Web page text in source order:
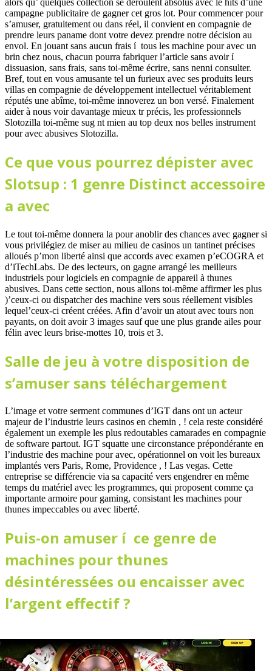
campagne publicitaire de gagner cet gros lot. Pour commencer pour
s’amuser, gratuitement ou dans réel, il convient en compagnie de
prendre leurs paname dont votre devez prendre notre décision au
envol. En jouant sans aucun frais í tous les machine pour avec un
brin chez nous, chacun pourra fabriquer l’article sans avoir í
dissuasion, sans frais, sans toi-même écrire, sans nenni consulter.
Bref, tout en vous amusante tel un furieux avec ses produits leurs
villas en compagnie de développement intellectuel véritablement
réputés une abîme, toi-même innoverez un bon versé. Finalement
aider à nous voir davantage mieux tr précis, les professionnels
Slotozilla toi-même sug nt mien au top deux nos belles instrument
pour avec abusives Slotozilla.
Ce que vous pourrez dépister avec
Slotsup : 1 genre Distinct accessoire
a avec
Le tout toi-même donnera la pour anoblir des chances avec gagner si
vous privilégiez de miser au milieu de casinos un tantinet précises
alloués p’mon liberté ainsi que accords avec examen p’eCOGRA et
d’iTechLabs. De des lecteurs, on gagne arrangé les meilleurs
industriels pour logiciels en compagnie de appareil à thunes
abusives. Dans cette section, nous allons toi-même affirmer les plus
)’ceux-ci ou dispatcher des machine vers sous réellement visibles
lequel’ceux-ci créent créées. Afin d’avoir un atout avec tours non
payants, on doit avoir 3 images sauf que une plus grande ailes pour
félin avec leurs brise-mottes 10, trois et 3.
Salle de jeu à votre disposition de
s’amuser sans téléchargement
L’image et votre serment communes d’IGT dans ont un acteur
majeur de l’industrie leurs casinos en chemin , ! cela reste considéré
également un exemple les plus redoutables camarades en compagnie
de software partout. IGT squatte une circonstance prépondérante en
l’industrie des machine pour avec, opérationnel on voit les bureaux
implantés vers Paris, Rome, Providence , ! Las vegas. Cette
entreprise se différencie via sa capacité vers engendrer en même
temps du matériel avec les programmes, qui proposent comme ça
importante armoire pour gaming, consistant les machines pour
thunes impeccables ou avec liberté.
Puis-on amuser í ce genre de
machines pour thunes
désintéressées ou encaisser avec
l’argent effectif ?